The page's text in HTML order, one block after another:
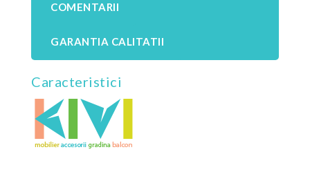
COMENTARII
GARANTIA CALITATII
Caracteristici